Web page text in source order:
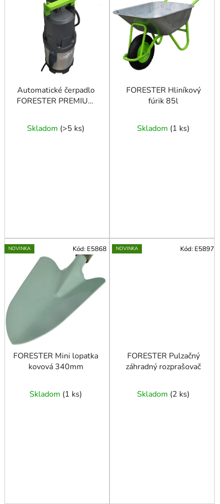
Automatické čerpadlo
FORESTER PREMIUM
Skladom (>5 ks)
FORESTER Hliníkový
fúrik 85l
Skladom (1 ks)
NOVINKA
FORESTER Mini lopatka
kovová 340mm
Skladom (1 ks)
Kód: E5868 NOVINKA
FORESTER Pulzačný
záhradný rozprašovač
Skladom (2 ks)
Kód: E5897